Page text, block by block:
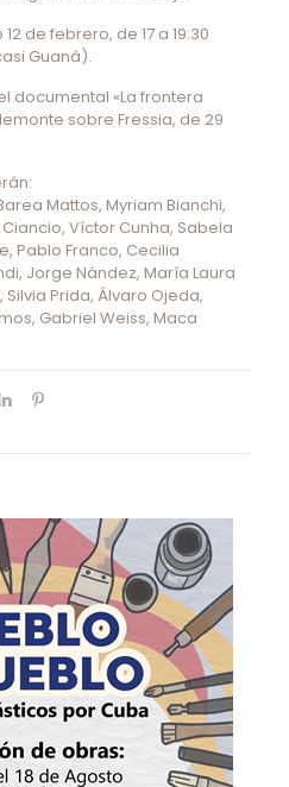
de febrero, de 17 a 19:30
Guaná).
documental «La frontera
sobre Fressia, de 29
Mattos, Myriam Bianchi,
Víctor Cunha, Sabela
Pablo Franco, Cecilia
Jorge Nández, María Laura
Prida, Álvaro Ojeda,
Gabriel Weiss, Maca